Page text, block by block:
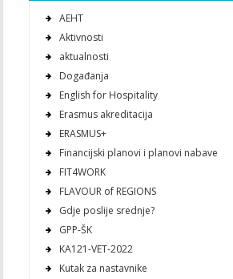
AEHT
Aktivnosti
aktualnosti
Događanja
English for Hospitality
Erasmus akreditacija
ERASMUS+
Financijski planovi i planovi nabave
FIT4WORK
FLAVOUR of REGIONS
Gdje poslije srednje?
GPP-ŠK
KA121-VET-2022
Kutak za nastavnike